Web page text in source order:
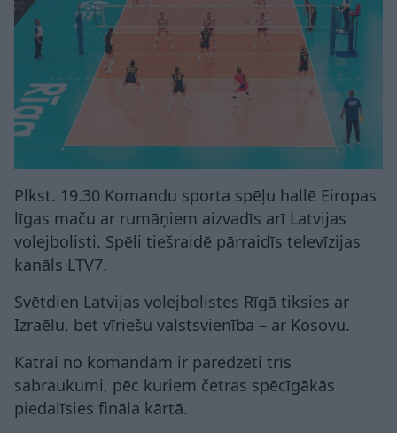
Plkst. 19.30 Komandu sporta spēļu hallē Eiropas
līgas maču ar rumāņiem aizvadīs arī Latvijas
volejbolisti. Spēli tiešraidē pārraidīs televīzijas
kanāls LTV7.
Svētdien Latvijas volejbolistes Rīgā tiksies ar
Izraēlu, bet vīriešu valstsvienība – ar Kosovu.
Katrai no komandām ir paredzēti trīs
sabraukumi, pēc kuriem četras spēcīgākās
piedalīsies fināla kārtā.